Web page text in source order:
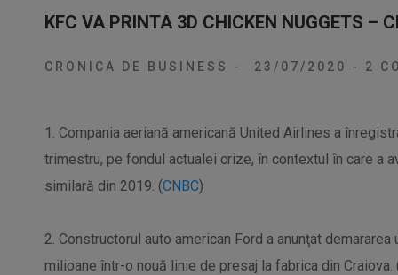
KFC VA PRINTA 3D CHICKEN NUGGETS –
CRONICA DE BUSINESS - 23/07/2020 - 2
1. Compania aeriană americană United Airlines a
trimestru, pe fondul actualei crize, în contextul în care a
similară din 2019. (CNBC)
2. Constructorul auto american Ford a anunţat
milioane într-o nouă linie de presaj la fabrica din Craiova.